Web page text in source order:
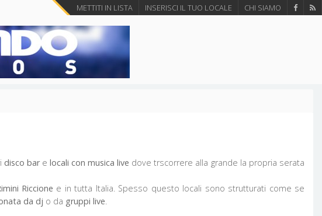
METTITI IN LISTA INSERISCI IL TUO LOCALE CHI SIAMO
disco bare locali con musica live dove trscorrere alla grande la propria serata
Riccione e in tutta Italia. Spesso questo locali sono strutturati come se
da dj o da gruppi live.